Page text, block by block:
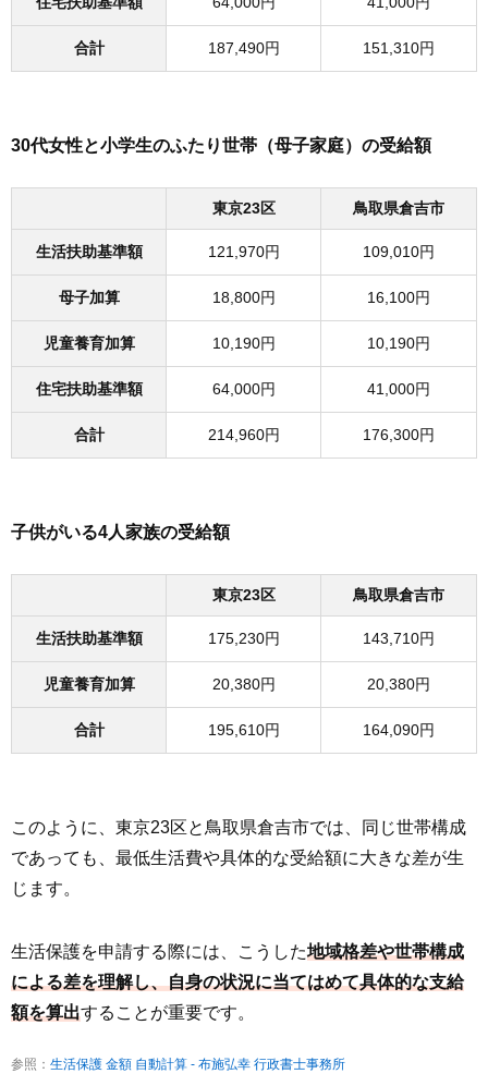
合計 187,490円 151,310円
30代女性と小学生のふたり世帯（母子家庭）の受給額
東京23区 鳥取県倉吉市
生活扶助基準額 121,970円 109,010円
母子加算 18,800円 16,100円
児童養育加算 10,190円 10,190円
住宅扶助基準額 64,000円 41,000円
合計 214,960円 176,300円
子供がいる4人家族の受給額
東京23区 鳥取県倉吉市
生活扶助基準額 175,230円 143,710円
児童養育加算 20,380円 20,380円
合計 195,610円 164,090円
このように、東京23区と鳥取県倉吉市では、同じ世帯構成
であっても、最低生活費や具体的な受給額に大きな差が生
じます。
生活保護を申請する際には、こうした地域格差や世帯構成
による差を理解し、自身の状況に当てはめて具体的な支給
額を算出することが重要です。
参照： 生活保護 金額 自動計算 - 布施弘幸 行政書士事務所